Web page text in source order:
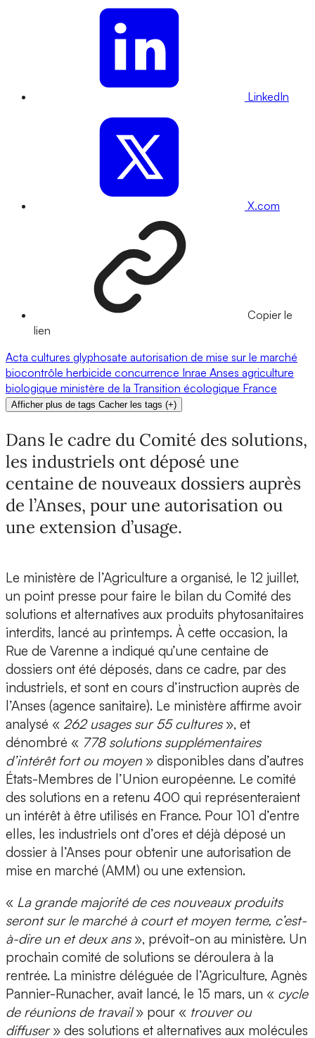
LinkedIn
X.com
Copier le
lien
Acta cultures glyphosate autorisation de mise sur le marché
biocontrôle herbicide concurrence Inrae Anses agriculture
biologique ministère de la Transition écologique France
Afficher plus de tags Cacher les tags (+)
Dans le cadre du Comité des solutions,
les industriels ont déposé une
centaine de nouveaux dossiers auprès
de l’Anses, pour une autorisation ou
une extension d’usage.
Le ministère de l’Agriculture a organisé, le 12 juillet,
un point presse pour faire le bilan du Comité des
solutions et alternatives aux produits phytosanitaires
interdits, lancé au printemps. À cette occasion, la
Rue de Varenne a indiqué qu’une centaine de
dossiers ont été déposés, dans ce cadre, par des
industriels, et sont en cours d’instruction auprès de
l’Anses (agence sanitaire). Le ministère affirme avoir
analysé « 262 usages sur 55 cultures», et
dénombré « 778 solutions supplémentaires
d’intérêt fort ou moyen » disponibles dans d’autres
États-Membres de l’Union européenne. Le comité
des solutions en a retenu 400 qui représenteraient
un intérêt à être utilisés en France. Pour 101 d’entre
elles, les industriels ont d’ores et déjà déposé un
dossier à l’Anses pour obtenir une autorisation de
mise en marché (AMM) ou une extension.
« La grande majorité de ces nouveaux produits
seront sur le marché à court et moyen terme, c’est-
à-dire un et deux ans», prévoit-on au ministère. Un
prochain comité de solutions se déroulera à la
rentrée. La ministre déléguée de l’Agriculture, Agnès
Pannier-Runacher, avait lancé, le 15 mars, un « cycle
de réunions de travail» pour « trouver ou
diffuser» des solutions et alternatives aux molécules